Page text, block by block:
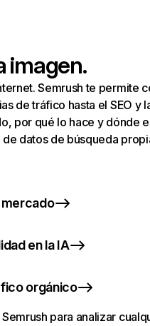
imagen.
Semrush te permite
de tráfico hasta el SEO y
por qué lo hace y dónde
datos de búsqueda
en la IA
orgánico
para analizar